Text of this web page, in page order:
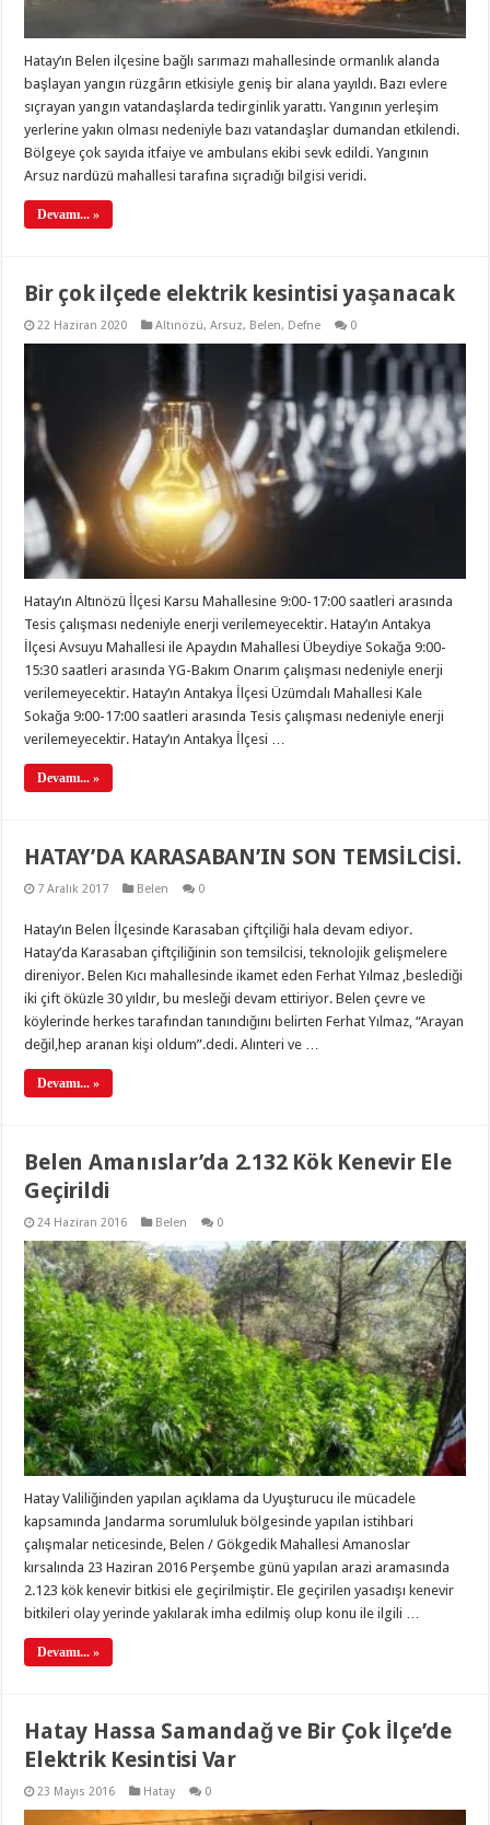
Hatay’ın Belen ilçesine bağlı sarımazı mahallesinde ormanlık alanda
başlayan yangın rüzgârın etkisiyle geniş bir alana yayıldı. Bazı evlere
sıçrayan yangın vatandaşlarda tedirginlik yarattı. Yangının yerleşim
yerlerine yakın olması nedeniyle bazı vatandaşlar dumandan etkilendi.
Bölgeye çok sayıda itfaiye ve ambulans ekibi sevk edildi. Yangının
Arsuz nardüzü mahallesi tarafına sıçradığı bilgisi veridi.
Devamı... »
Bir çok ilçede elektrik kesintisi yaşanacak
22 Haziran 2020 Altınözü,Arsuz, Belen, Defne 0
Hatay’ın Altınözü İlçesi Karsu Mahallesine 9:00-17:00 saatleri arasında
Tesis çalışması nedeniyle enerji verilemeyecektir. Hatay’ın Antakya
İlçesi Avsuyu Mahallesi ile Apaydın Mahallesi Übeydiye Sokağa 9:00-
15:30 saatleri arasında YG-Bakım Onarım çalışması nedeniyle enerji
verilemeyecektir. Hatay’ın Antakya İlçesi Üzümdalı Mahallesi Kale
Sokağa 9:00-17:00 saatleri arasında Tesis çalışması nedeniyle enerji
verilemeyecektir. Hatay’ın Antakya İlçesi …
Devamı... »
HATAY’DA KARASABAN’IN SON TEMSİLCİSİ.
7 Aralık 2017 Belen 0
Hatay’ın Belen İlçesinde Karasaban çiftçiliği hala devam ediyor.
Hatay’da Karasaban çiftçiliğinin son temsilcisi, teknolojik gelişmelere
direniyor. Belen Kıcı mahallesinde ikamet eden Ferhat Yılmaz ,beslediği
iki çift öküzle 30 yıldır, bu mesleği devam ettiriyor. Belen çevre ve
köylerinde herkes tarafından tanındığını belirten Ferhat Yılmaz, “Arayan
değil,hep aranan kişi oldum”.dedi. Alınteri ve …
Devamı... »
Belen Amanıslar’da 2.132 Kök Kenevir Ele
Geçirildi
24 Haziran 2016 Belen 0
Hatay Valiliğinden yapılan açıklama da Uyuşturucu ile mücadele
kapsamında Jandarma sorumluluk bölgesinde yapılan istihbari
çalışmalar neticesinde, Belen / Gökgedik Mahallesi Amanoslar
kırsalında 23 Haziran 2016 Perşembe günü yapılan arazi aramasında
2.123 kök kenevir bitkisi ele geçirilmiştir. Ele geçirilen yasadışı kenevir
bitkileri olay yerinde yakılarak imha edilmiş olup konu ile ilgili …
Devamı... »
Hatay Hassa Samandağ ve Bir Çok İlçe’de
Elektrik Kesintisi Var
23 Mayıs 2016 Hatay 0